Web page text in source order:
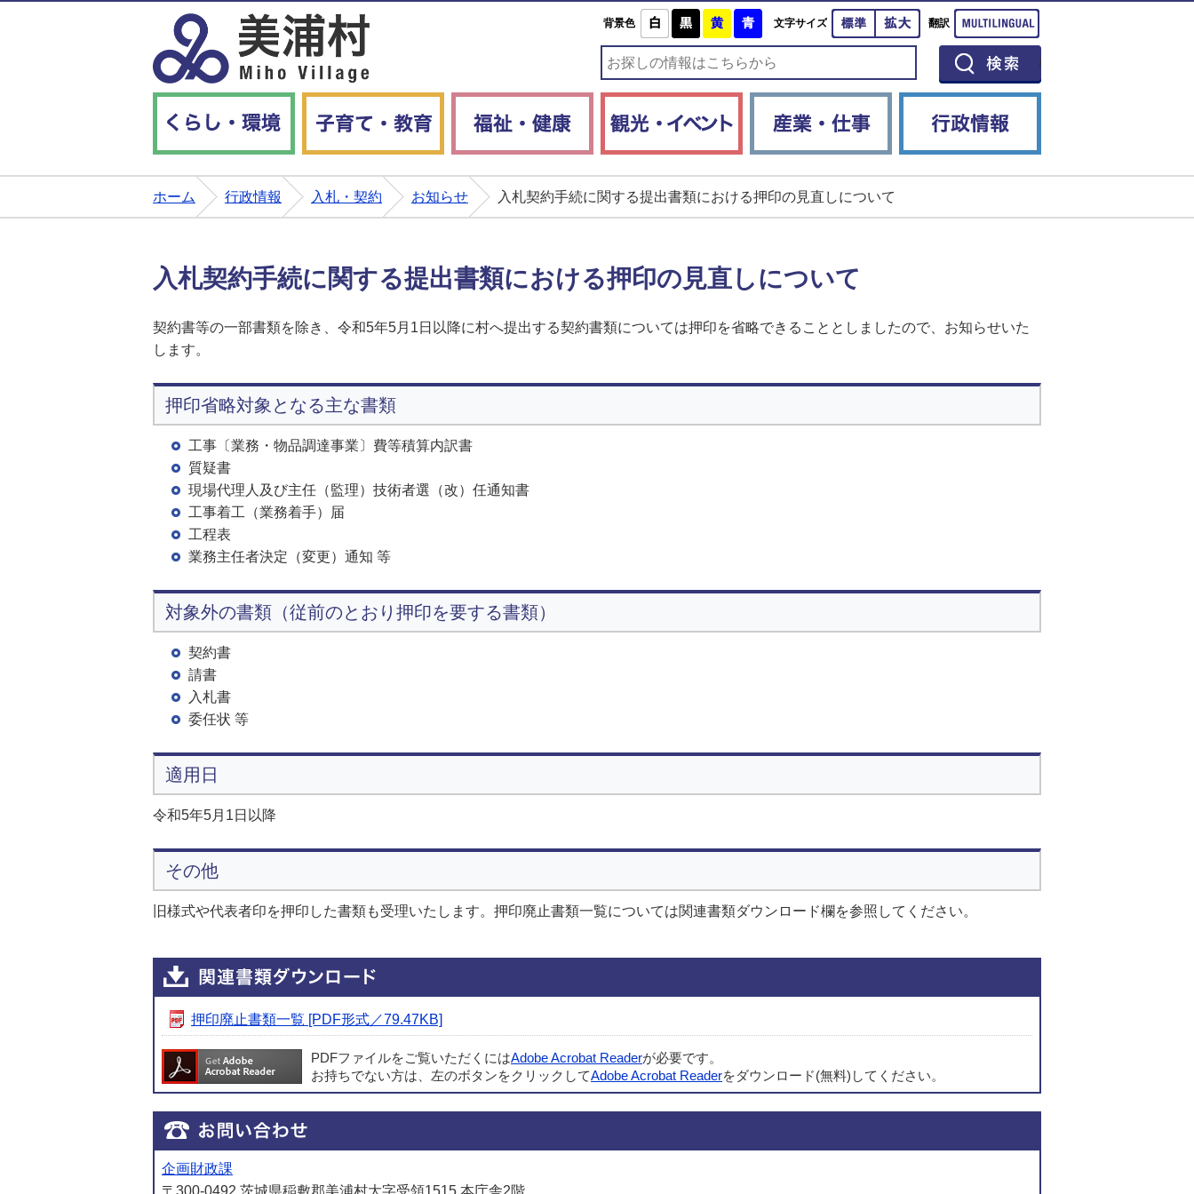
背景色 白 黒 黄 青文字サイズ 標準 拡大
翻訳
ホーム 行政情報 入札・契約 お知らせ 入札契約手続に関する提出書類における押印の見直しについて
入札契約手続に関する提出書類における押印の見直しについて
契約書等の一部書類を除き、令和5年5月1日以降に村へ提出する契約書類については押印を省略できることとしましたので、お知らせいた
します。
押印省略対象となる主な書類
工事〔業務・物品調達事業〕費等積算内訳書
質疑書
現場代理人及び主任（監理）技術者選（改）任通知書
工事着工（業務着手）届
工程表
業務主任者決定（変更）通知 等
対象外の書類（従前のとおり押印を要する書類）
契約書
請書
入札書
委任状 等
適用日
令和5年5月1日以降
その他
旧様式や代表者印を押印した書類も受理いたします。押印廃止書類一覧については関連書類ダウンロード欄を参照してください。
押印廃止書類一覧 [PDF形式／79.47KB]
PDFファイルをご覧いただくにはAdobe Acrobat Readerが必要です。
お持ちでない方は、左のボタンをクリックしてAdobe Acrobat Readerをダウンロード(無料)してください。
企画財政課
〒300-0492 茨城県稲敷郡美浦村大字受領1515 本庁舎2階